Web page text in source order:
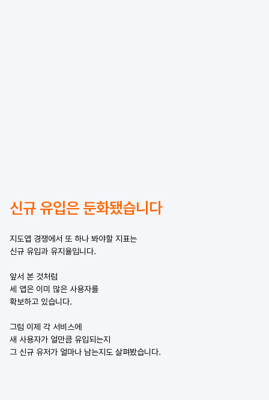
신규 유입은 둔화됐습니다
지도앱 경쟁에서 또 하나 봐야할 지표는
신규 유입과 유지율입니다.
앞서 본 것처럼
세 앱은 이미 많은 사용자를
확보하고 있습니다.
그럼 이제 각 서비스에
새 사용자가 얼만큼 유입되는지
그 신규 유저가 얼마나 남는지도 살펴봤습니다.